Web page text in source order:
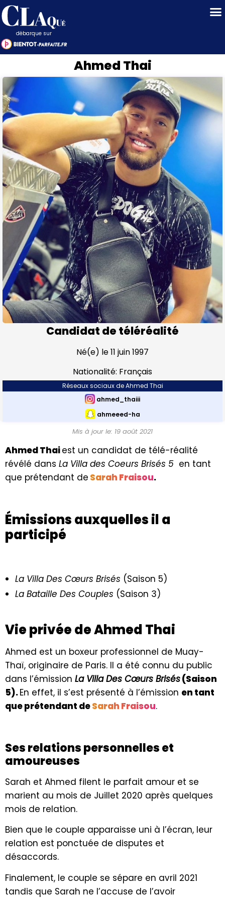
débarque sur
Ahmed Thai
Candidat de téléréalité
Né(e) le 11 juin 1997
Nationalité: Français
Réseaux sociaux de Ahmed Thai
ahmed_thaiii
ahmeeed-ha
Mis à jour le: 19 août 2021
Ahmed Thaiest un candidat de télé-réalité
révélé dans La Villa des Coeurs Brisés 5 en tant
que prétendant de Sarah Fraisou.
Émissions auxquelles il a
participé
La Villa Des Cœurs Brisés (Saison 5)
La Bataille Des Couples (Saison 3)
Vie privée de Ahmed Thai
Ahmed est un boxeur professionnel de Muay-
Thaï, originaire de Paris. Il a été connu du public
dans l’émission La Villa Des Cœurs Brisés(Saison
5).En effet, il s’est présenté à l’émission en tant
que prétendant deSarah Fraisou.
Ses relations personnelles et
amoureuses
Sarah et Ahmed filent le parfait amour et se
marient au mois de Juillet 2020 après quelques
mois de relation.
Bien que le couple apparaisse uni à l’écran, leur
relation est ponctuée de disputes et
désaccords.
Finalement, le couple se sépare en avril 2021
tandis que Sarah ne l’accuse de l’avoir